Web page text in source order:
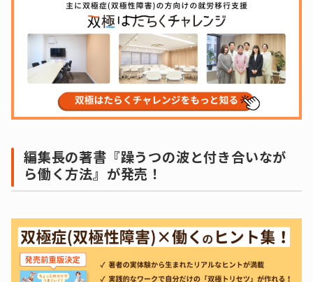
編集長の著書『躁うつの波と付き合いなが
ら働く方法』が発売！